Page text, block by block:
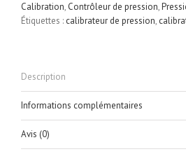
Calibration, Contrôleur de pression,
Étiquettes : calibrateur de pression,
Description
Informations complémentaires
Avis (0)